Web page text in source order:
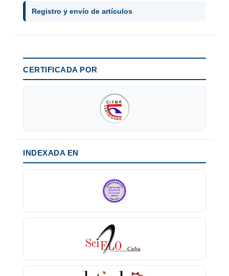
Registro y envío de artículos
CERTIFICADA POR
INDEXADA EN